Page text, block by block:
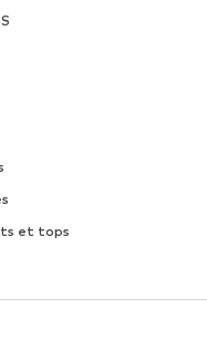
et tops
et tuniques